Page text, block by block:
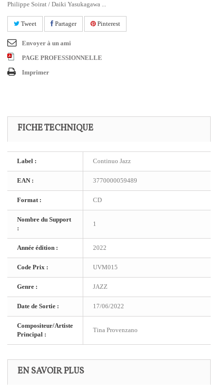
Philippe Soirat / Daiki Yasukagawa ...
Tweet Partager Pinterest
Envoyer à un ami
PAGE PROFESSIONNELLE
Imprimer
FICHE TECHNIQUE
Label : Continuo Jazz
EAN : 3770000059489
Format : CD
Nombre du Support
:
1
Année édition : 2022
Code Prix : UVM015
Genre : JAZZ
Date de Sortie : 17/06/2022
Compositeur/Artiste
Principal :
Tina Provenzano
EN SAVOIR PLUS